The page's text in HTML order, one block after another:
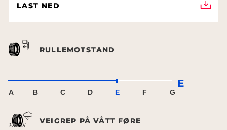
LAST NED
RULLEMOTSTAND
A B C D E F G
E
VEIGREP PÅ VÅTT FØRE